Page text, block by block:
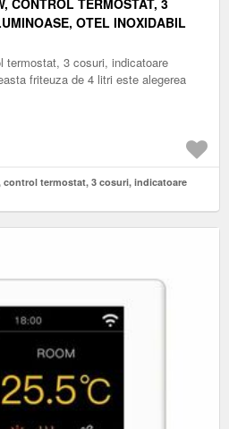
OTEL INOXIDABIL
termostat, 3 cosuri, indicatoare
friteuza de 4 litri este alegerea
control termostat, 3 cosuri, indicatoare